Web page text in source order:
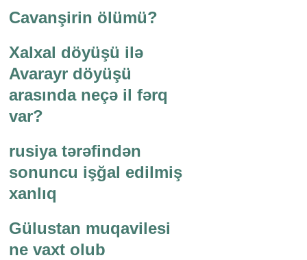
Cavanşirin ölümü?
Xalxal döyüşü ilə
Avarayr döyüşü
arasında neçə il fərq
var?
rusiya tərəfindən
sonuncu işğal edilmiş
xanlıq
Gülustan muqavilesi
ne vaxt olub